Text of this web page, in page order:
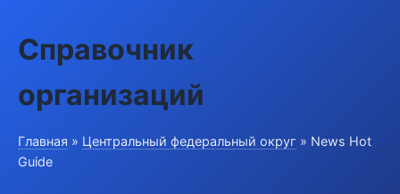
Справочник
организаций
Главная » Центральный федеральный округ » News Hot
Guide